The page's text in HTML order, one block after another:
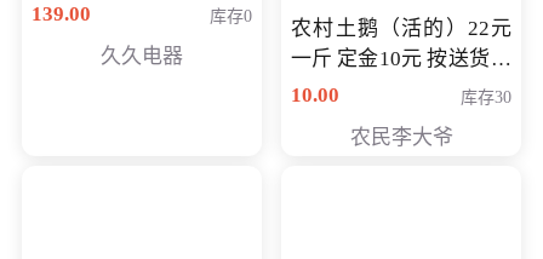
139.00
库存0
久久电器
农村土鹅（活的）22元
一斤 定金10元 按送货交
付时秤重计算货款 定金
10.00 库存30
农民李大爷